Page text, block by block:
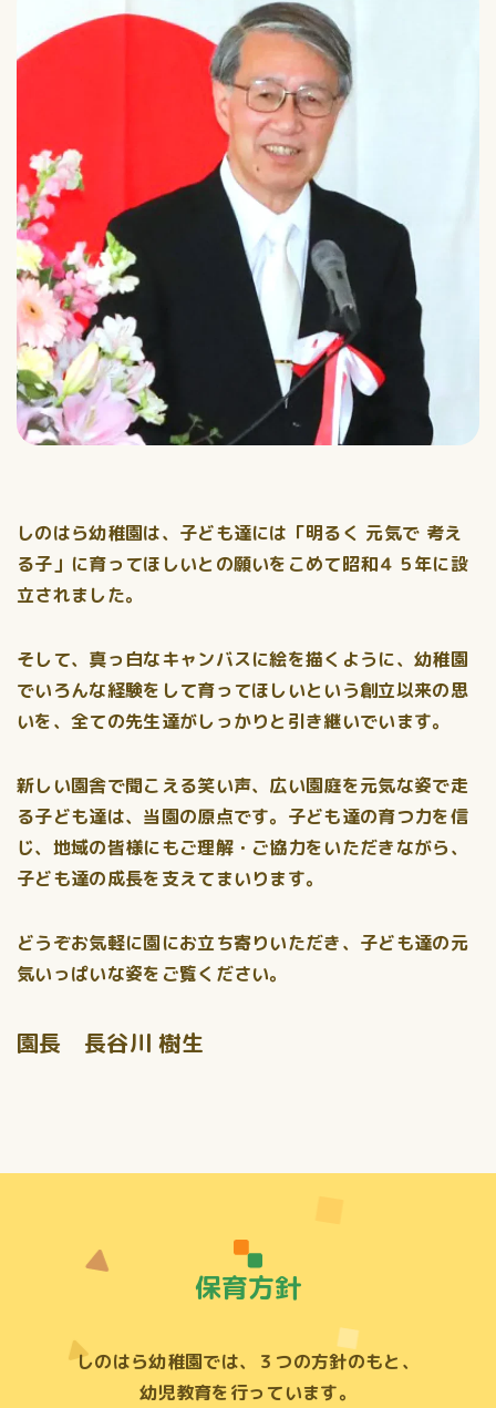
しのはら幼稚園は、子ども達には「明るく 元気で 考え
る子」に育ってほしいとの願いをこめて昭和４５年に設
立されました。
そして、真っ白なキャンバスに絵を描くように、幼稚園
でいろんな経験をして育ってほしいという創立以来の思
いを、全ての先生達がしっかりと引き継いでいます。
新しい園舎で聞こえる笑い声、広い園庭を元気な姿で走
る子ども達は、当園の原点です。子ども達の育つ力を信
じ、地域の皆様にもご理解・ご協力をいただきながら、
子ども達の成長を支えてまいります。
どうぞお気軽に園にお立ち寄りいただき、子ども達の元
気いっぱいな姿をご覧ください。
園長 長谷川 樹生
保育方針
しのはら幼稚園では、３つの方針のもと、
幼児教育を行っています。